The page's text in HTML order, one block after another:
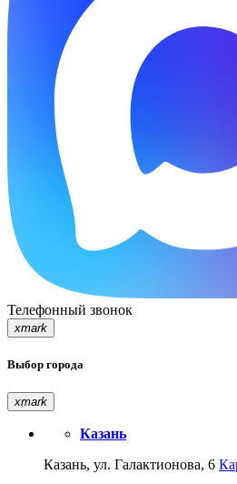
Телефонный звонок
xmark
Выбор города
xmark
Казань
Казань, ул. Галактионова, 6